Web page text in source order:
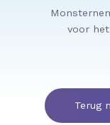
voor
Terug